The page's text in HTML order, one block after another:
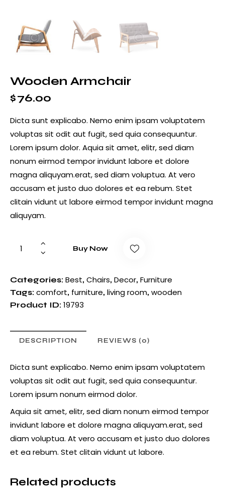
Wooden Armchair
$76.00
Dicta sunt explicabo. Nemo enim ipsam voluptatem
voluptas sit odit aut fugit, sed quia consequuntur.
Lorem ipsum dolor. Aquia sit amet, elitr, sed diam
nonum eirmod tempor invidunt labore et dolore
magna aliquyam.erat, sed diam voluptua. At vero
accusam et justo duo dolores et ea rebum. Stet
clitain vidunt ut labore eirmod tempor invidunt magna
aliquyam.
Buy Now
Categories: Best, Chairs, Decor, Furniture
Tags: comfort, furniture, living room, wooden
Product ID: 19793
DESCRIPTION REVIEWS (0)
Dicta sunt explicabo. Nemo enim ipsam voluptatem
voluptas sit odit aut fugit, sed quia consequuntur.
Lorem ipsum nonum eirmod dolor.
Aquia sit amet, elitr, sed diam nonum eirmod tempor
invidunt labore et dolore magna aliquyam.erat, sed
diam voluptua. At vero accusam et justo duo dolores
et ea rebum. Stet clitain vidunt ut labore.
Related products